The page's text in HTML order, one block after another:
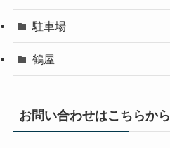
駐車場
鶴屋
お問い合わせはこちらから